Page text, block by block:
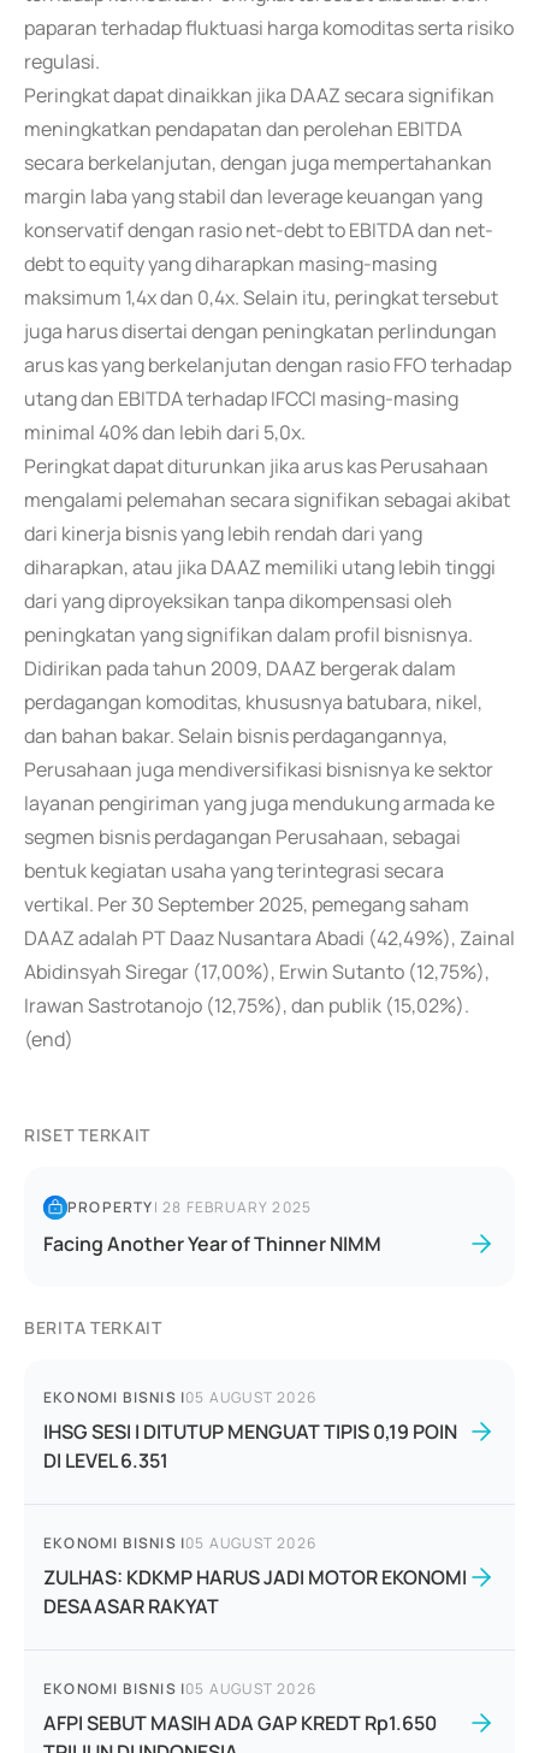
paparan terhadap fluktuasi harga komoditas serta risiko
regulasi.
Peringkat dapat dinaikkan jika DAAZ secara signifikan
meningkatkan pendapatan dan perolehan EBITDA
secara berkelanjutan, dengan juga mempertahankan
margin laba yang stabil dan leverage keuangan yang
konservatif dengan rasio net-debt to EBITDA dan net-
debt to equity yang diharapkan masing-masing
maksimum 1,4x dan 0,4x. Selain itu, peringkat tersebut
juga harus disertai dengan peningkatan perlindungan
arus kas yang berkelanjutan dengan rasio FFO terhadap
utang dan EBITDA terhadap IFCCI masing-masing
minimal 40% dan lebih dari 5,0x.
Peringkat dapat diturunkan jika arus kas Perusahaan
mengalami pelemahan secara signifikan sebagai akibat
dari kinerja bisnis yang lebih rendah dari yang
diharapkan, atau jika DAAZ memiliki utang lebih tinggi
dari yang diproyeksikan tanpa dikompensasi oleh
peningkatan yang signifikan dalam profil bisnisnya.
Didirikan pada tahun 2009, DAAZ bergerak dalam
perdagangan komoditas, khususnya batubara, nikel,
dan bahan bakar. Selain bisnis perdagangannya,
Perusahaan juga mendiversifikasi bisnisnya ke sektor
layanan pengiriman yang juga mendukung armada ke
segmen bisnis perdagangan Perusahaan, sebagai
bentuk kegiatan usaha yang terintegrasi secara
vertikal. Per 30 September 2025, pemegang saham
DAAZ adalah PT Daaz Nusantara Abadi (42,49%), Zainal
Abidinsyah Siregar (17,00%), Erwin Sutanto (12,75%),
Irawan Sastrotanojo (12,75%), dan publik (15,02%).
(end)
RISET TERKAIT
PROPERTY|28 FEBRUARY 2025
Facing Another Year of Thinner NIMM
BERITA TERKAIT
EKONOMI BISNIS |05 AUGUST 2026
IHSG SESI I DITUTUP MENGUAT TIPIS 0,19 POIN
DI LEVEL 6.351
EKONOMI BISNIS |05 AUGUST 2026
ZULHAS: KDKMP HARUS JADI MOTOR EKONOMI
DESAASAR RAKYAT
EKONOMI BISNIS |05 AUGUST 2026
AFPI SEBUT MASIH ADA GAP KREDT Rp1.650